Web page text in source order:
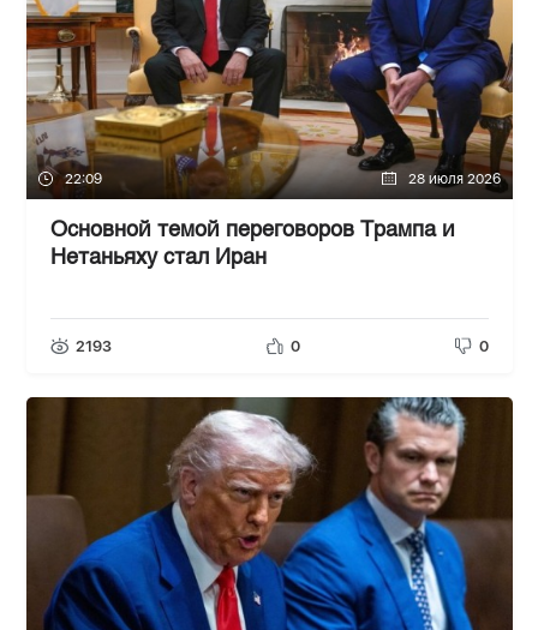
22:09 28 июля 2026
Основной темой переговоров Трампа и
Нетаньяху стал Иран
2193 0 0